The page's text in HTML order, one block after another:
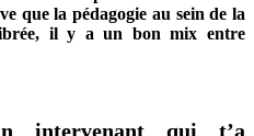
que la pédagogie au sein de la
il y a un bon mix entre
intervenant qui t’a